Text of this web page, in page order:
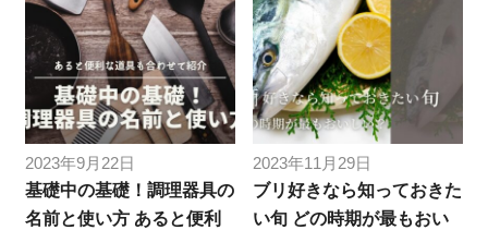
2023年9月22日
基礎中の基礎！調理器具の
名前と使い方 あると便利
2023年11月29日
ブリ好きなら知っておきた
い旬 どの時期が最もおい